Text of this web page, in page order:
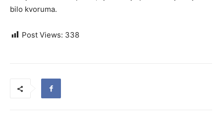
bilo kvoruma.
Post Views: 338